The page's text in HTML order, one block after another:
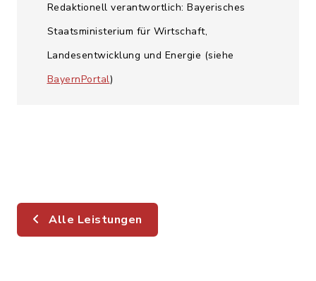
Redaktionell verantwortlich: Bayerisches
Staatsministerium für Wirtschaft,
Landesentwicklung und Energie (siehe
BayernPortal)
Alle Leistungen